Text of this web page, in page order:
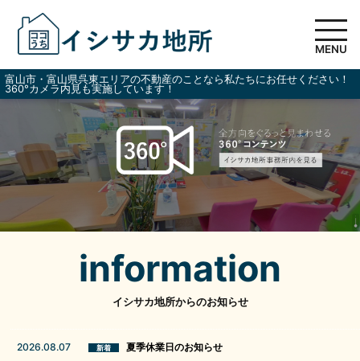
MENU
富山市・富山県呉東エリアの不動産のことなら私たちにお任せください！
360°カメラ内見も実施しています！
information
イシサカ地所からのお知らせ
2026.08.07 夏季休業日のお知らせ